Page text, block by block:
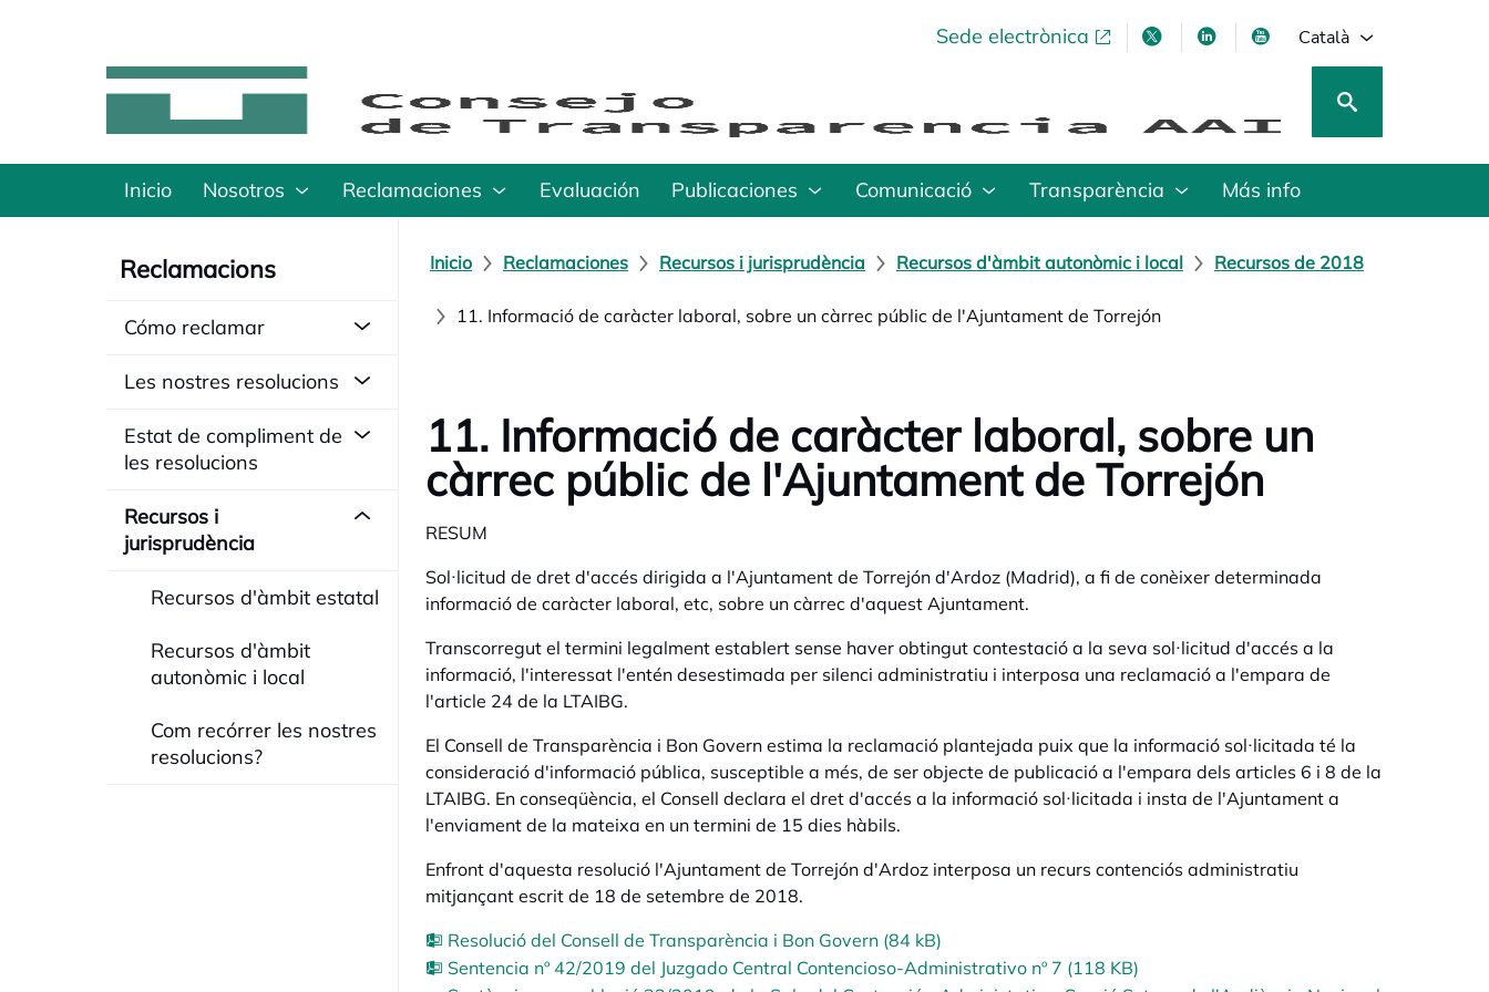
Sede electrònicaopens in a new tabopens in a new tab
opens in a new tab
opens in a new tab
Català
Inicio Nosotros Reclamaciones Evaluación Publicaciones Comunicació Transparència Más info
Reclamacions
Cómo reclamar
Les nostres resolucions
Estat de compliment de
les resolucions
Recursos i
jurisprudència
Recursos d'àmbit estatal
Recursos d'àmbit
autonòmic i local
Com recórrer les nostres
resolucions?
Inicio Reclamaciones Recursos i jurisprudència Recursos d'àmbit autonòmic i local Recursos de 2018
11. Informació de caràcter laboral, sobre un càrrec públic de l'Ajuntament de Torrejón
11. Informació de caràcter laboral, sobre un
càrrec públic de l'Ajuntament de Torrejón
RESUM
Sol·licitud de dret d'accés dirigida a l'Ajuntament de Torrejón d'Ardoz (Madrid), a fi de conèixer determinada
informació de caràcter laboral, etc, sobre un càrrec d'aquest Ajuntament.
Transcorregut el termini legalment establert sense haver obtingut contestació a la seva sol·licitud d'accés a la
informació, l'interessat l'entén desestimada per silenci administratiu i interposa una reclamació a l'empara de
l'article 24 de la LTAIBG.
El Consell de Transparència i Bon Govern estima la reclamació plantejada puix que la informació sol·licitada té la
consideració d'informació pública, susceptible a més, de ser objecte de publicació a l'empara dels articles 6 i 8 de la
LTAIBG. En conseqüència, el Consell declara el dret d'accés a la informació sol·licitada i insta de l'Ajuntament a
l'enviament de la mateixa en un termini de 15 dies hàbils.
Enfront d'aquesta resolució l'Ajuntament de Torrejón d'Ardoz interposa un recurs contenciós administratiu
mitjançant escrit de 18 de setembre de 2018.
Resolució del Consell de Transparència i Bon Govern (84 kB)
Sentencia nº 42/2019 del Juzgado Central Contencioso-Administrativo nº 7 (118 KB)